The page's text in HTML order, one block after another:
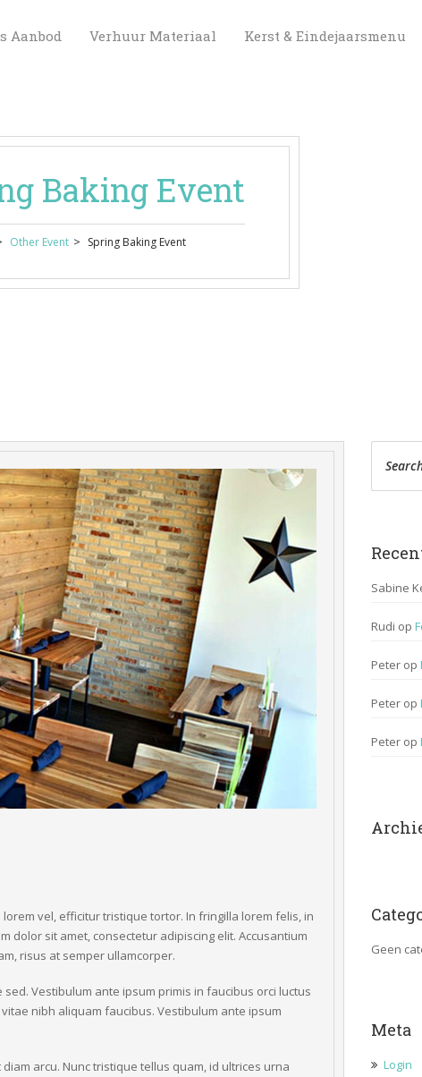
Aanbod Verhuur Materiaal Kerst & Eindejaarsmenu
Baking Event
Other Event > Spring Baking Event
vel, efficitur tristique tortor. In fringilla lorem felis, in
dolor sit amet, consectetur adipiscing elit. Accusantium
risus at semper ullamcorper.
Vestibulum ante ipsum primis in faucibus orci luctus
nibh aliquam faucibus. Vestibulum ante ipsum
arcu. Nunc tristique tellus quam, id ultrices urna
Sabine
Rudi op
Peter op
Peter op
Peter op
Geen
Meta
Login